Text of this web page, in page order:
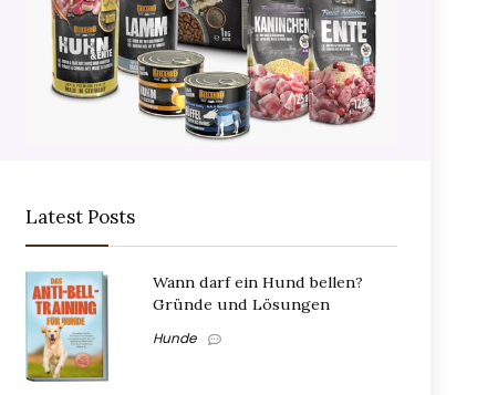
Latest Posts
Wann darf ein Hund bellen?
Gründe und Lösungen
Hunde